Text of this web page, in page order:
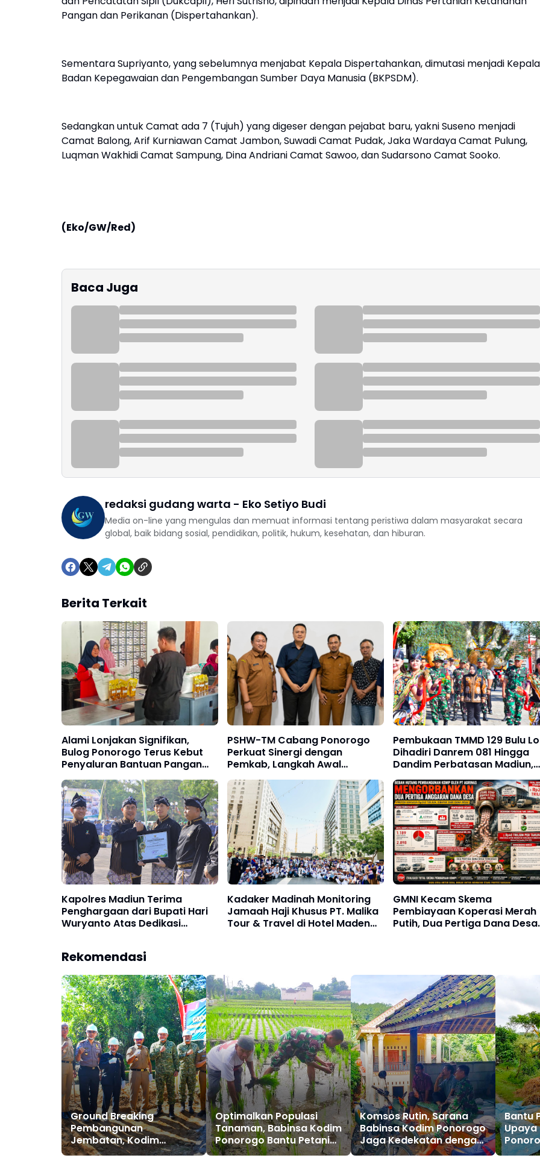
Pangan dan Perikanan (Dispertahankan).
Sementara Supriyanto, yang sebelumnya menjabat Kepala Dispertahankan, dimutasi menjadi Kepala
Badan Kepegawaian dan Pengembangan Sumber Daya Manusia (BKPSDM).
Sedangkan untuk Camat ada 7 (Tujuh) yang digeser dengan pejabat baru, yakni Suseno menjadi
Camat Balong, Arif Kurniawan Camat Jambon, Suwadi Camat Pudak, Jaka Wardaya Camat Pulung,
Luqman Wakhidi Camat Sampung, Dina Andriani Camat Sawoo, dan Sudarsono Camat Sooko.
(Eko/GW/Red)
Baca Juga
redaksi gudang warta - Eko Setiyo Budi
Media on-line yang mengulas dan memuat informasi tentang peristiwa dalam masyarakat secara
global, baik bidang sosial, pendidikan, politik, hukum, kesehatan, dan hiburan.
Berita Terkait
Alami Lonjakan Signifikan,
Bulog Ponorogo Terus Kebut
Penyaluran Bantuan Pangan
Kepada 139 Ribu KPM Tahun
2026
PSHW-TM Cabang Ponorogo
Perkuat Sinergi dengan
Pemkab, Langkah Awal
Membangun Kolaborasi untuk
Pemuda dan Kemajuan Kota
Reog
Pembukaan TMMD 129 Bulu
Dihadiri Danrem 081 Hingga
Dandim Perbatasan Madiun,
Magetan, Trenggalek dan
Pacitan
Kapolres Madiun Terima
Penghargaan dari Bupati Hari
Wuryanto Atas Dedikasi
Kadaker Madinah Monitoring
Jamaah Haji Khusus PT. Malika
Tour & Travel di Hotel Maden
GMNI Kecam Skema
Pembiayaan Koperasi Merah
Putih, Dua Pertiga Dana Desa
Rekomendasi
Ground Breaking
Pembangunan
Jembatan, Kodim
Ponorogo Siap
Optimalkan Populasi
Tanaman, Babinsa Kodim
Ponorogo Bantu Petani
Penyulaman Bibit Padi
Komsos Rutin, Sarana
Babinsa Kodim Ponorogo
Jaga Kedekatan dengan
Warga
Bantu
Upaya